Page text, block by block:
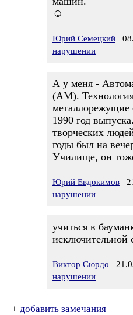
☺
Юрий Семецкий
нарушении
А у меня -
(АМ).
металлорежущие
1990 год
творческих
годы был на
Училище, он
Юрий Евдокимов
нарушении
учиться в
исключительной
Виктор Сюрдо
нарушении
+ добавить замечания